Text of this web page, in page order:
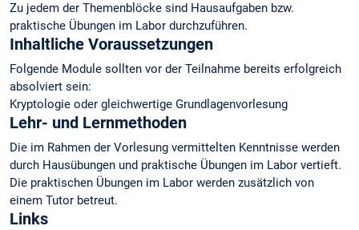
Zu jedem der Themenblöcke sind Hausaufgaben bzw.
praktische Übungen im Labor durchzuführen.
Inhaltliche Voraussetzungen
Folgende Module sollten vor der Teilnahme bereits erfolgreich
absolviert sein:
Kryptologie oder gleichwertige Grundlagenvorlesung
Lehr- und Lernmethoden
Die im Rahmen der Vorlesung vermittelten Kenntnisse werden
durch Hausübungen und praktische Übungen im Labor vertieft.
Die praktischen Übungen im Labor werden zusätzlich von
einem Tutor betreut.
Links